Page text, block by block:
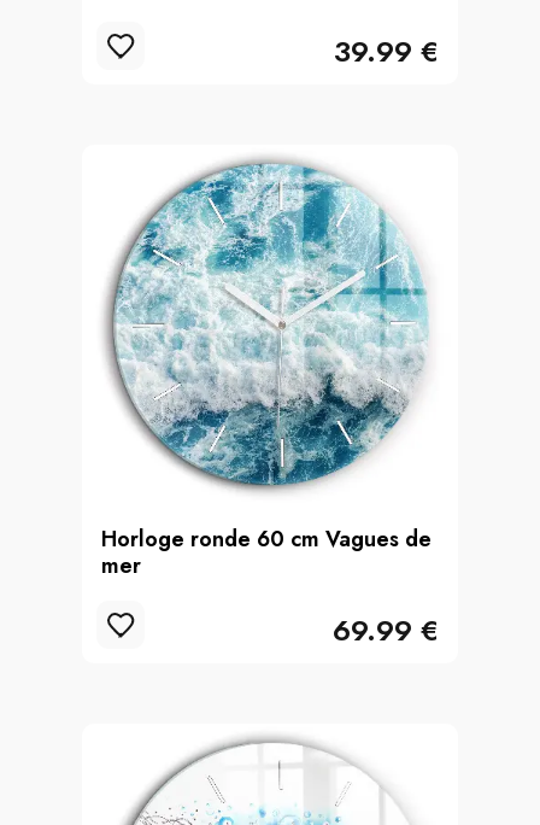
39.99 €
Horloge ronde 60 cm Vagues de
mer
69.99 €